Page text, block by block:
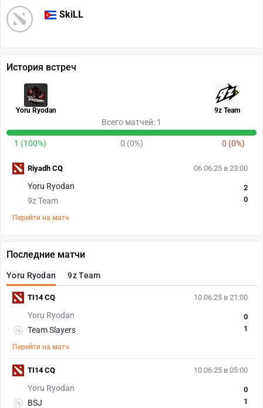
SkiLL
История встреч
Yoru Ryodan 9z Team
Всего матчей: 1
1 (100%) 0 (0%) 0 (0%)
06.06.25 в 23:00
Yoru Ryodan
9z Team
2
0
Перейти на матч
Riyadh CQ
Последние матчи
Yoru Ryodan 9z Team
10.06.25 в 21:00
Yoru Ryodan
Team Slayers
0
1
Перейти на матч
TI14 CQ
10.06.25 в 05:00
Yoru Ryodan
BSJ
0
1
TI14 CQ